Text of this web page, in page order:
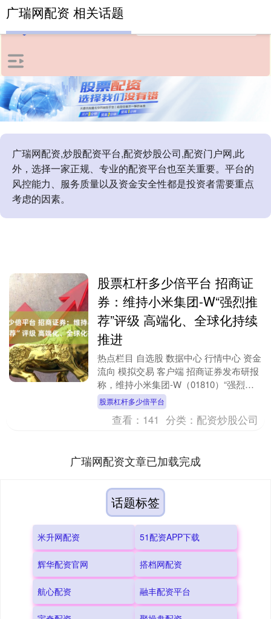
广瑞网配资,炒股配资平台,配资炒股公司,配资门户网,此
外，选择一家正规、专业的配资平台也至关重要。平台的
风控能力、服务质量以及资金安全性都是投资者需要重点
考虑的因素。
广瑞网配资 相关话题
股票杠杆多少倍平台 招商证
券：维持小米集团-W“强烈推
荐”评级 高端化、全球化持续
推进
热点栏目 自选股 数据中心 行情中心 资金
流向 模拟交易 客户端 招商证券发布研报
称，维持小米集团-W（01810）“强烈推
荐”评级，其作为全球智能手机出货前
三....
股票杠杆多少倍平台
查看： 141 分类： 配资炒股公司
广瑞网配资文章已加载完成
话题标签
米升网配资 51配资APP下载
辉华配资官网 搭档网配资
航心配资 融丰配资平台